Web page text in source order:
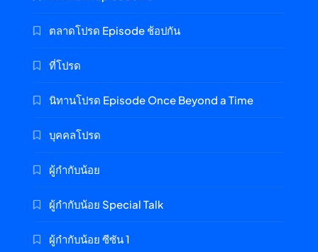
ตลาดโปรด Episode ช้อปกัน
ที่โปรด
นิทานโปรด Episode Once Beyond a Time
บุคคลโปรด
ผู้กำกับน้อย
ผู้กำกับน้อย Special Talk
ผู้กำกับน้อย ซีซัน 1